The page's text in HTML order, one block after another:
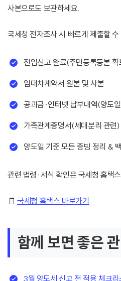
사본으로도 보관하세요.
국세청 전자조사 시 빠르게 제출할 수
전입신고 완료(주민등록등본 확
임대차계약서 원본 및 사본
공과금·인터넷 납부내역(양도
가족관계증명서(세대분리 관련)
양도일 기준 모든 증빙 정리 &
관련 법령·서식 확인은 국세청 홈택
🧾국세청 홈택스 바로가기
함께 보면 좋은
3월 양도세 신고 전 적용 체크리